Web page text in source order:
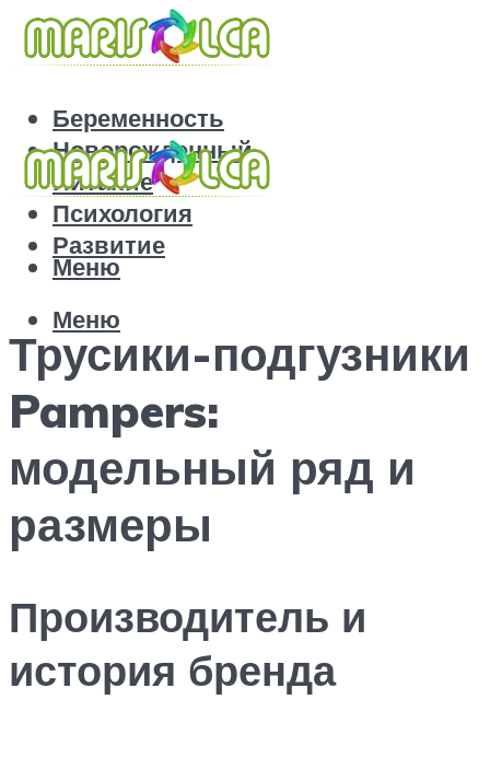
Беременность
Новорожденный
Питание
Психология
Развитие
Меню
Меню
Трусики-подгузники
Pampers:
модельный ряд и
размеры
Производитель и
история бренда